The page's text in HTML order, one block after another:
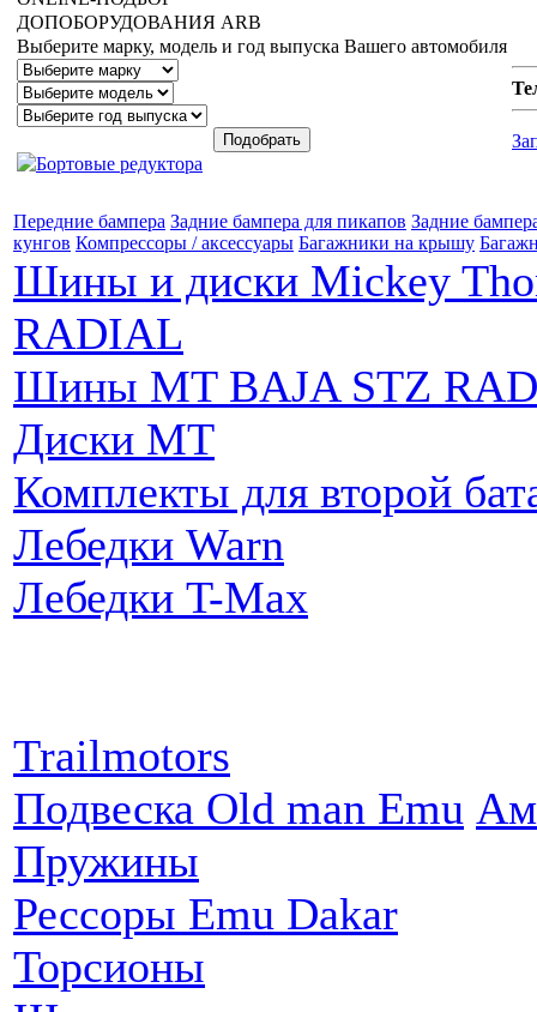
ДОПОБОРУДОВАНИЯ ARB
Выберите марку, модель и год выпуска Вашего автомобиля
Передние бампера Задние бампера для пикапов Задние
кунгов Компрессоры / аксессуары Багажники на крышу
Шины и диски Mickey
RADIAL
Шины MT BAJA STZ
Диски MT
Комплекты для второй
Лебедки Warn
Лебедки T-Max
Trailmotors
Подвеска Old man Emu
Пружины
Рессоры Emu Dakar
Торсионы